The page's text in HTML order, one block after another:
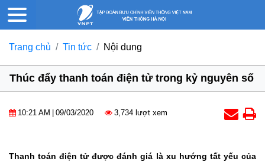
Trang chủ Tin tức Nội dung
Thúc đẩy thanh toán điện tử trong kỷ nguyên số
10:21 AM 09/03/2020 3,734 lượt xem
Thanh toán điện tử được đánh giá là xu hướng tất yếu của